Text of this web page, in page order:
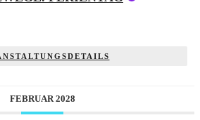
FEBRUAR 2028